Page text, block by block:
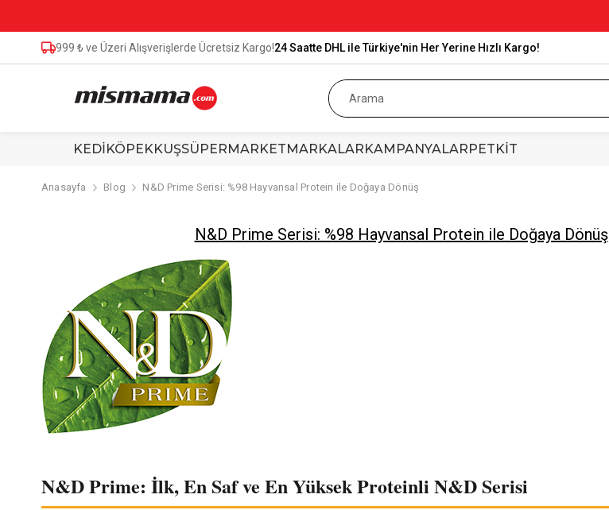
999 ₺ ve Üzeri Alışverişlerde Ücretsiz Kargo!24 Saatte DHL ile Türkiye'nin Her Yerine Hızlı Kargo!
KEDİKÖPEKKUŞSÜPERMARKETMARKALARKAMPANYALARPETKİT
Anasayfa Blog N&D Prime Serisi: %98 Hayvansal Protein ile Doğaya Dönüş
N&D Prime Serisi: %98 Hayvansal Protein ile Doğaya Dönüş
N&D Prime: İlk, En Saf ve En Yüksek Proteinli N&D Serisi